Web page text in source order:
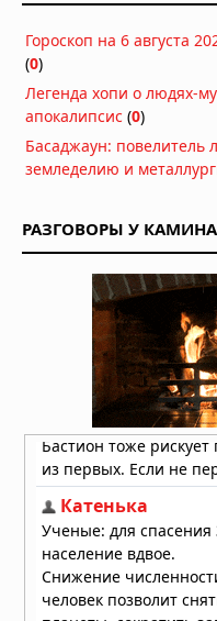
Гороскоп на 6 августа
(0)
Легенда хопи о людях-
апокалипсис (0)
Басаджаун: повелитель
земледелию и
РАЗГОВОРЫ У КАМИНА